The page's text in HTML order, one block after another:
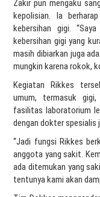
Zakir pun mengaku
kepolisian. Ia
kebersihan gigi.
kebersihan gigi yang
masih dibiarkan juga
mungkin karena rokok,
Kegiatan Rikkes
umum, termasuk
fasilitas laboratorium
dengan dokter spesialis
“Jadi fungsi Rikkes
anggota yang sakit.
ada ditemukan yang
tentunya kami akan